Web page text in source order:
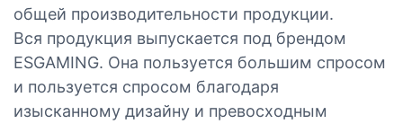
общей производительности продукции.
Вся продукция выпускается под брендом
ESGAMING. Она пользуется большим спросом
и пользуется спросом благодаря
изысканному дизайну и превосходным